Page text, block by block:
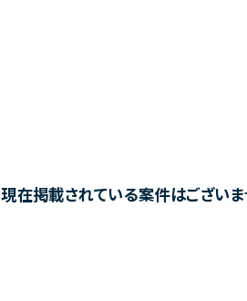
現在掲載されている案件はございま